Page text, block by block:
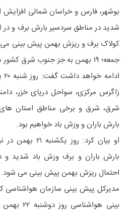
بوشهر، فارس و خراسان شمالی افزایش
شدید در مناطق سردسیر بارش برف و در
کولاک برف و ریزش بهمن پیش بینی می
جمعه؛ ۱۹ بهمن به جز جنوب شرق
زاگرس مرکزی، سواحل دریای خزر،
شرق، شرق و برخی مناطق استان
بارش باران و وزش باد خواهیم بود.
او بیان کرد: روز
بارش باران و برف وزش باد شدید و
احتمال ریزش بهمن پیش بینی می شود.
مدیرکل پیش بینی سازمان
بینی